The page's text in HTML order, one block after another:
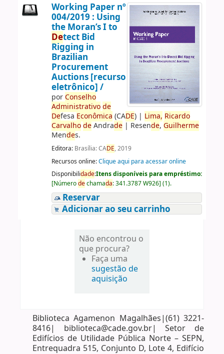
Working Paper nº
004/2019 : Using
the Moran’s I to
Detect Bid
Rigging in
Brazilian
Procurement
Auctions [recurso
eletrônico] /
porConselho
Administrativo de
Defesa Econômica (CADE)| Lima, Ricardo
Carvalho deAndrade| Resende, Guilherme
Mendes.
Editora: Brasília: CADE, 2019
Recursos online:Clique aqui para acessar online
Disponibilidade:Itens disponíveis para empréstimo:
[Númerodechamada:341.3787 W926] (1).
Reservar
Adicionar ao seu carrinho
Não encontrou o
que procura?
Faça uma
sugestão de
aquisição
Biblioteca Agamenon Magalhães|(61) 3221-
8416| biblioteca@cade.gov.br| Setor de
Edifícios de Utilidade Pública Norte – SEPN,
Entrequadra 515, Conjunto D, Lote 4, Edifício